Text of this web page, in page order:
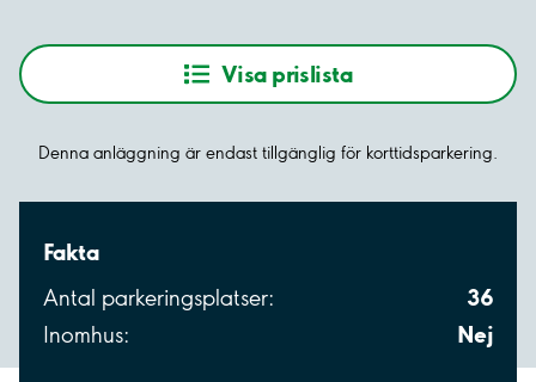
Visa prislista
Denna anläggning är endast tillgänglig för korttidsparkering.
Fakta
Antal parkeringsplatser: 36
Inomhus: Nej